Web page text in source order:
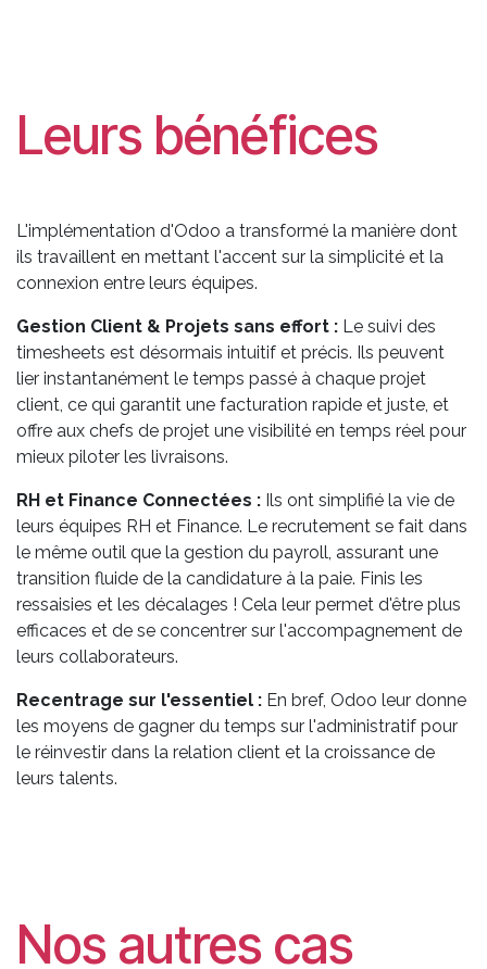
Leurs bénéfices
L'implémentation d'Odoo a transformé la manière dont
ils travaillent en mettant l'accent sur la simplicité et la
connexion entre leurs équipes.
Gestion Client & Projets sans effort : Le suivi des
timesheets est désormais intuitif et précis. Ils peuvent
lier instantanément le temps passé à chaque projet
client, ce qui garantit une facturation rapide et juste, et
offre aux chefs de projet une visibilité en temps réel pour
mieux piloter les livraisons.
RH et Finance Connectées : Ils ont simplifié la vie de
leurs équipes RH et Finance. Le recrutement se fait dans
le même outil que la gestion du payroll, assurant une
transition fluide de la candidature à la paie. Finis les
ressaisies et les décalages ! Cela leur permet d'être plus
efficaces et de se concentrer sur l'accompagnement de
leurs collaborateurs.
Recentrage sur l'essentiel : En bref, Odoo leur donne
les moyens de gagner du temps sur l'administratif pour
le réinvestir dans la relation client et la croissance de
leurs talents.
Nos autres cas